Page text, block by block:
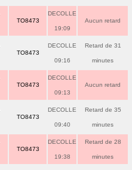
TO8473
DECOLLE
19:09
Aucun retard
TO8473
DECOLLE
09:16
Retard de 31
minutes
TO8473
DECOLLE
09:13
Aucun retard
TO8473
DECOLLE
09:40
Retard de 35
minutes
TO8473
DECOLLE
19:38
Retard de 28
minutes